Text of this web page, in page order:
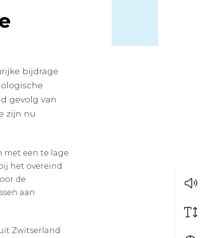
bijdrage
gevolg van
zijn nu
met een te lage
het overeind
de
aan
Zwitserland